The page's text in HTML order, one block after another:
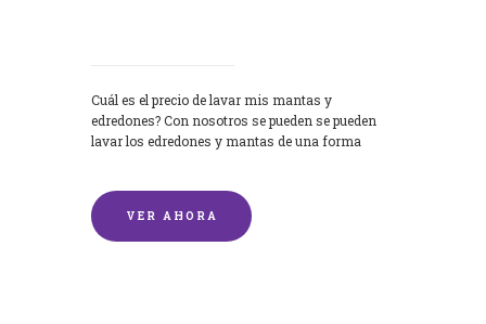
Cuál es el precio de lavar mis mantas y
edredones? Con nosotros se pueden se pueden
lavar los edredones y mantas de una forma
VER AHORA